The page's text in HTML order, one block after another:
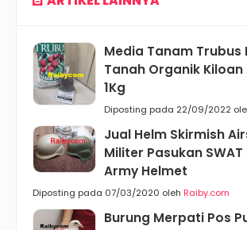
Media Tanam Trubus
Tanah Organik Kiloan
1Kg
Diposting pada 22/09/2022
Jual Helm Skirmish
Militer Pasukan
Army Helmet
Diposting pada 07/03/2020 oleh Raiby.com
Burung Merpati Pos